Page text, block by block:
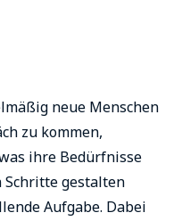
neue Menschen
zu kommen,
ihre Bedürfnisse
Schritte gestalten
Aufgabe. Dabei